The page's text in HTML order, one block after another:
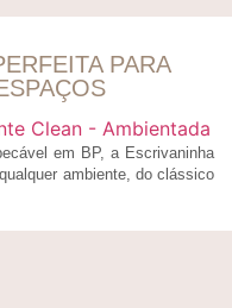
PARA
em BP, a Escrivaninha
ambiente, do clássico